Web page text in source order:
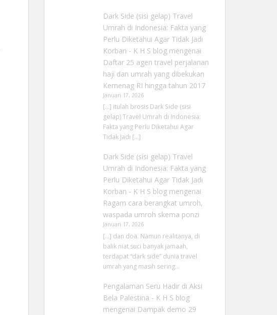
Dark Side (sisi gelap) Travel
Umrah di Indonesia: Fakta yang
Perlu Diketahui Agar Tidak Jadi
Korban - K H S blogmengenai
Daftar 25 agen travel perjalanan
haji dan umrah yang dibekukan
Kemenag RI hingga tahun 2017
Januari 17, 2026
[…] itulah brosis Dark Side (sisi
gelap) Travel Umrah di Indonesia:
Fakta yang Perlu Diketahui Agar
Tidak Jadi […]
Dark Side (sisi gelap) Travel
Umrah di Indonesia: Fakta yang
Perlu Diketahui Agar Tidak Jadi
Korban - K H S blogmengenai
Ragam cara berangkat umroh,
waspada umroh skema ponzi
Januari 17, 2026
[…] dan doa. Namun realitanya, di
balik niat suci banyak jamaah,
terdapat “dark side” dunia travel
umrah yang masih sering…
Pengalaman Seru Hadir di Aksi
Bela Palestina - K H S blog
mengenai Dampak demo 29